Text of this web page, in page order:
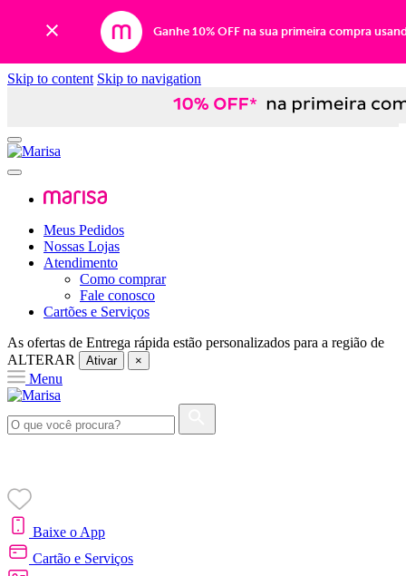
Ganhe 10% OFF na sua primeira compra
Skip to content Skip to navigation
Meus Pedidos
Nossas Lojas
Atendimento
Como comprar
Fale conosco
Cartões e Serviços
As ofertas de Entrega rápida estão personalizados para a região de
ALTERAR
Ativar ×
Menu
Baixe o App
Cartão e Serviços